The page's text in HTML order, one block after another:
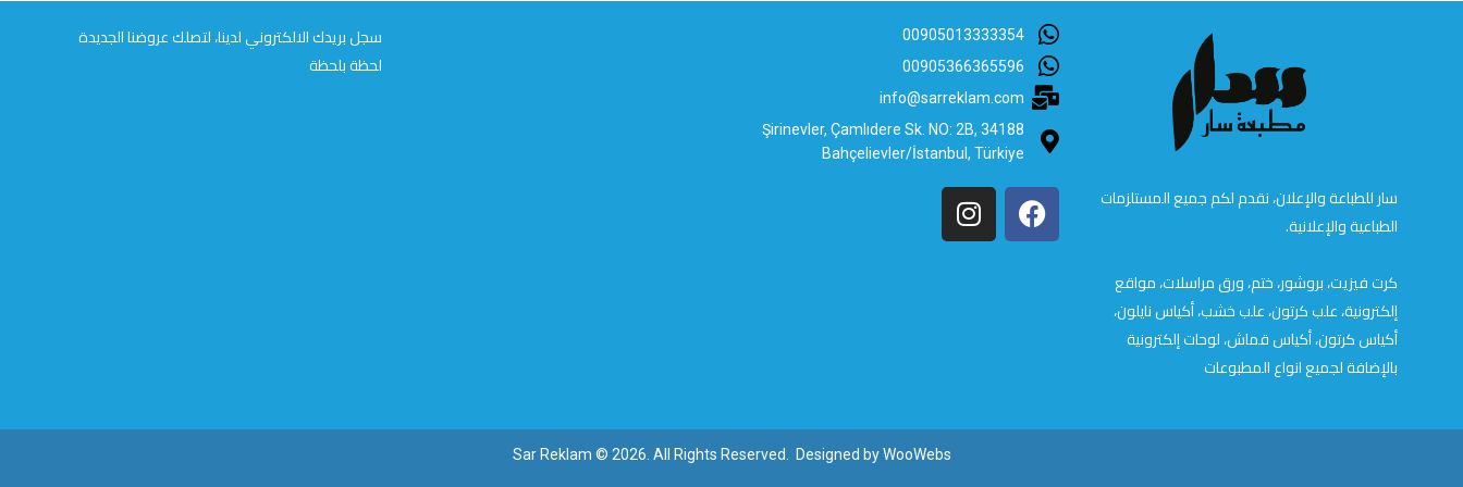
سار للطباعة والإعلان، نقدم لكم جميع المستلزمات
الطباعية والإعلانية.
كرت فيزيت، بروشور، ختم، ورق مراسلات، مواقع
إلكترونية، علب كرتون، علب خشب، أكياس نايلون،
أكياس كرتون، أكياس قماش، لوحات إلكترونية
بالإضافة لجميع انواع المطبوعات
00905013333354
00905366365596
info@sarreklam.com
Şirinevler, Çamlıdere Sk. NO: 2B, 34188
Bahçelievler/İstanbul, Türkiye
سجل بريدك الالكتروني لدينا، لتصلك عروضنا الجديدة
لحظة بلحظة
Sar Reklam © 2026. All Rights Reserved. Designed byWooWebs